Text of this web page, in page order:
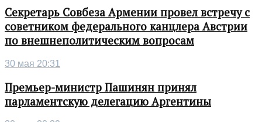
Секретарь Совбеза Армении провел встречу с
советником федерального канцлера Австрии
по внешнеполитическим вопросам
30 мая 20:31
Премьер-министр Пашинян принял
парламентскую делегацию Аргентины